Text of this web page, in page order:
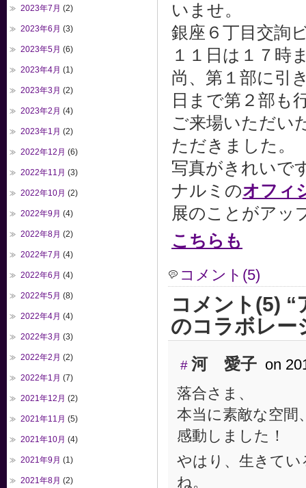
いませ。
銀座６丁目交詢
１１日は１７時
尚、第１部に引
日まで第２部も
ご来場いただい
ただきました。
写真がきれいで
ナルミのオフィ
展のことがアッ
こちらも
コメント(5)
コメント(5)
のコラボレー
# 河 愛子 on
落合さま、
本当に素敵な空間
感動しました！
やはり、生きて
ね。
2023年7月 (2)
2023年6月 (3)
2023年5月 (6)
2023年4月 (1)
2023年3月 (2)
2023年2月 (4)
2023年1月 (2)
2022年12月 (6)
2022年11月 (3)
2022年10月 (2)
2022年9月 (4)
2022年8月 (2)
2022年7月 (4)
2022年6月 (4)
2022年5月 (8)
2022年4月 (4)
2022年3月 (3)
2022年2月 (2)
2022年1月 (7)
2021年12月 (2)
2021年11月 (5)
2021年10月 (4)
2021年9月 (1)
2021年8月 (2)